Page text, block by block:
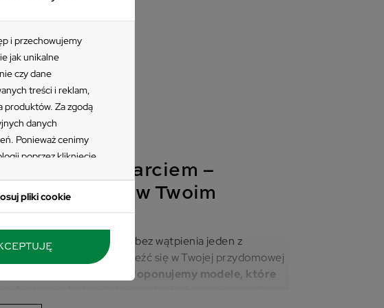
i przechowujemy
jak unikalne
czy dane
treści i reklam,
produktów. Za zgodą
danych
Ponieważ cenimy
poprzez kliknięcie
Niektóre rodzaje
sprzeciwić się
korzystać z
Twoich danych
pliki cookie
z oparciem –
mebel w Twoim
z oparciem do ogrodu to bez wątpienia jeden z
mebli, jakie powinny znaleźć się w Twojej przydomowej
sklepie online Vokato proponujemy modele, które